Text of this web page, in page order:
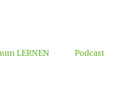
LERNEN Podcast